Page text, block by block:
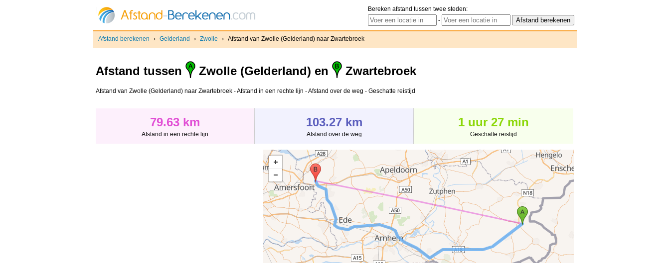
Bereken afstand tussen twee steden:
-
Afstand berekenen › Gelderland › Zwolle › Afstand van Zwolle (Gelderland) naar Zwartebroek
Afstand tussen Zwolle (Gelderland) en Zwartebroek
Afstand van Zwolle (Gelderland) naar Zwartebroek - Afstand in een rechte lijn - Afstand over de weg - Geschatte reistijd
79.63 km
Afstand in een rechte lijn
103.27 km
Afstand over de weg
1 uur 27 min
Geschatte reistijd